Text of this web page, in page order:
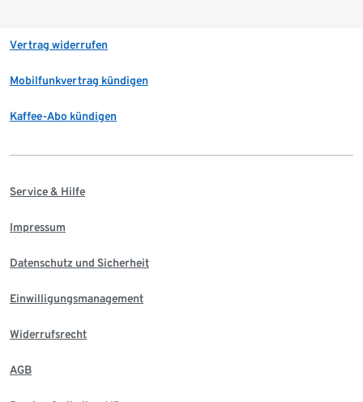
Vertrag widerrufen
Mobilfunkvertrag kündigen
Kaffee-Abo kündigen
Service & Hilfe
Impressum
Datenschutz und Sicherheit
Einwilligungsmanagement
Widerrufsrecht
AGB